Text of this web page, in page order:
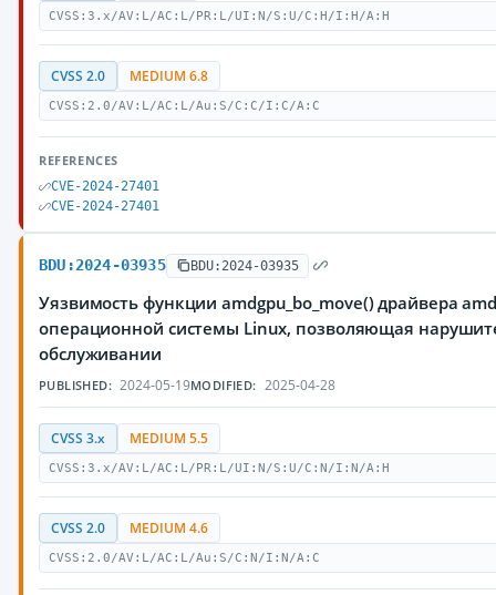
CVSS:3.x/AV:L/AC:L/PR:L/UI:N/S:U/C:H/I:H/A:H
CVSS 2.0 MEDIUM 6.8
CVSS:2.0/AV:L/AC:L/Au:S/C:C/I:C/A:C
REFERENCES
CVE-2024-27401
CVE-2024-27401
BDU:2024-03935 BDU:2024-03935
Уязвимость функции amdgpu_bo_move() драйвера
операционной системы Linux, позволяющая
обслуживании
PUBLISHED: 2024-05-19MODIFIED: 2025-04-28
CVSS 3.x MEDIUM 5.5
CVSS:3.x/AV:L/AC:L/PR:L/UI:N/S:U/C:N/I:N/A:H
CVSS 2.0 MEDIUM 4.6
CVSS:2.0/AV:L/AC:L/Au:S/C:N/I:N/A:C